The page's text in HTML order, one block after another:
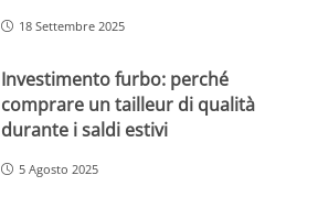
18 Settembre 2025
Investimento furbo: perché
comprare un tailleur di qualità
durante i saldi estivi
5 Agosto 2025